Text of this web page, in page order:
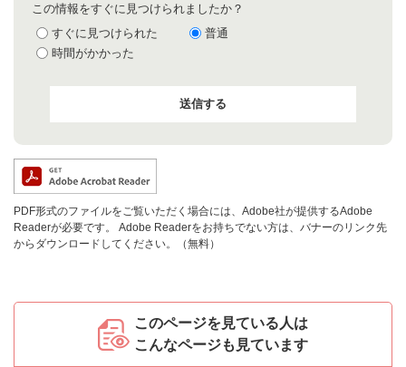
この情報をすぐに見つけられましたか？
すぐに見つけられた
普通
時間がかかった
PDF形式のファイルをご覧いただく場合には、Adobe社が提供するAdobe
Readerが必要です。
Adobe Readerをお持ちでない方は、バナーのリンク先
からダウンロードしてください。（無料）
このページを見ている人は
こんなページも見ています